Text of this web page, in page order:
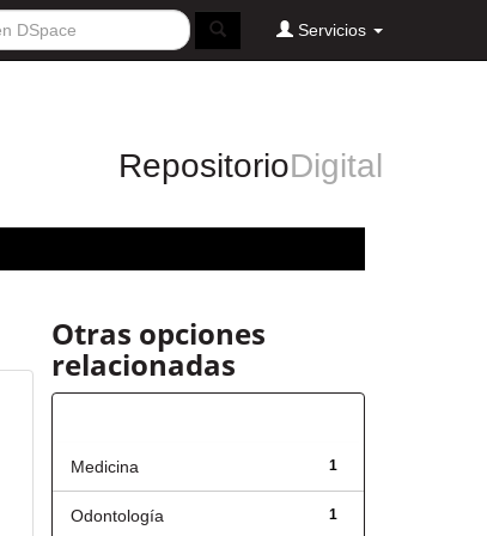
Servicios
RepositorioDigital
Otras opciones
relacionadas
1
Medicina
1
Odontología